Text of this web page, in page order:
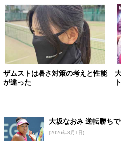
ザムストは暑さ対策の考えと性能
が違った
大坂なおみ 逆転勝ち
(2026年8月1日)